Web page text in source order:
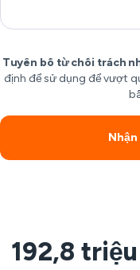
Tuyên bố từ chối trách
định để sử dụng để vượt
Nhận
192,8